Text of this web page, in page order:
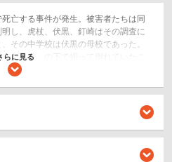
亡する事件が発生。被害者たちは同
し、虎杖、伏黒、釘崎はその調査に
その中学校は伏黒の母校であった。
十八橋」の下で揃って倒れていたこ
・津美紀も事件に巻き込まれていた
らに見る